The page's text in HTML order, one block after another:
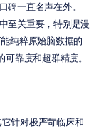
碑一直名声在外。
至关重要，特别是漫
纯粹原始脑数据的
靠度和超群精度。
针对极严苛临床和